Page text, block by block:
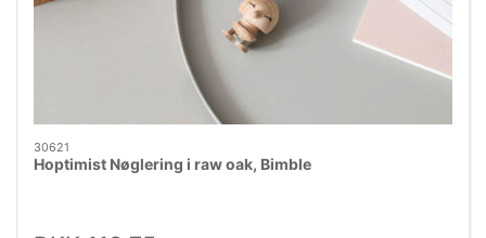
30621
Hoptimist Nøglering i raw oak, Bimble